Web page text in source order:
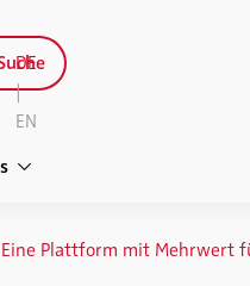
DE
|
EN